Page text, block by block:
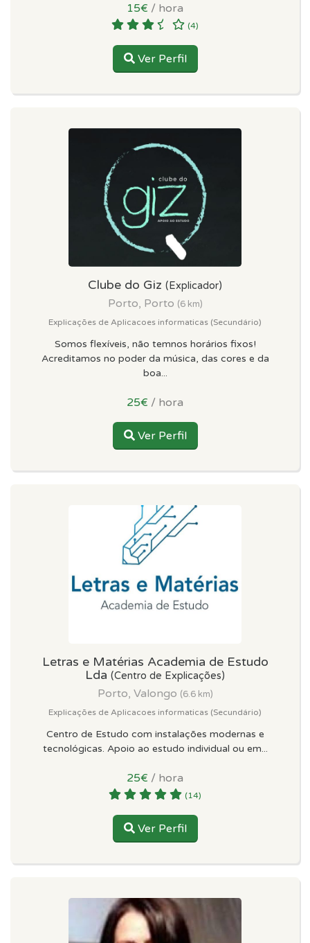
15€ / hora
(4)
Ver Perfil
Clube do Giz (Explicador)
Porto, Porto (6 km)
Explicações de Aplicacoes informaticas (Secundário)
Somos flexíveis, não temnos horários fixos!
Acreditamos no poder da música, das cores e da
boa...
25€ / hora
Ver Perfil
Letras e Matérias Academia de Estudo
Lda (Centro de Explicações)
Porto, Valongo (6.6 km)
Explicações de Aplicacoes informaticas (Secundário)
Centro de Estudo com instalações modernas e
tecnológicas. Apoio ao estudo individual ou em...
25€ / hora
(14)
Ver Perfil